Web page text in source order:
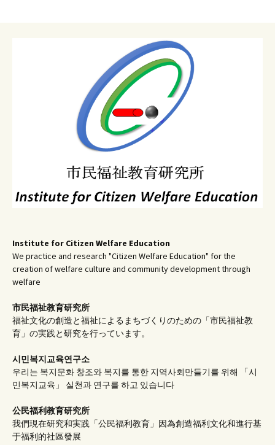
Institute for Citizen Welfare Education
We practice and research "Citizen Welfare Education" for the
creation of welfare culture and community development through
welfare
市民福祉教育研究所
福祉文化の創造と福祉によるまちづくりのための「市民福祉教
育」の実践と研究を行っています。
시민복지교육연구소
우리는 복지문화 창조와 복지를 통한 지역사회만들기를 위해 「시
민복지교육」 실천과 연구를 하고 있습니다
公民福利教育研究所
我們現在研究和実践「公民福利教育」因為創造福利文化和進行基
于福利的社區發展